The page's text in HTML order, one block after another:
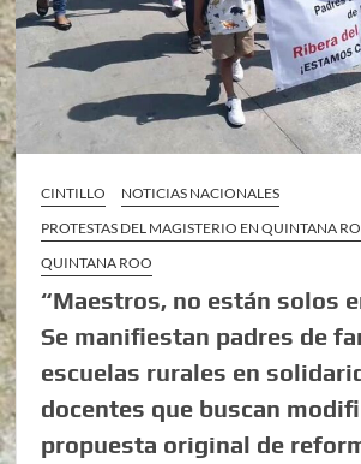
CINTILLO
NOTICIAS NACIONALES
PROTESTAS DEL MAGISTERIO EN QUINTANA
QUINTANA ROO
“Maestros, no están solos
Se manifiestan padres de
escuelas rurales en
docentes que buscan
propuesta original de